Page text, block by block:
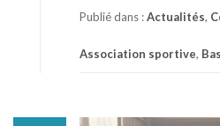
Publié dans :Actualités,
Association sportive,